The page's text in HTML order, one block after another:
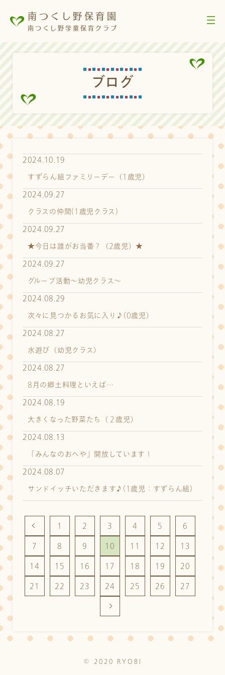
南つくし野保育園
南つくし野学童保育クラブ
ブロ グ
2024.10.19
すずらん組ファミリーデー（1歳児）
2024.09.27
クラスの仲間(1歳児クラス)
2024.09.27
★今日は誰がお当番？（2歳児）★
2024.09.27
グループ活動～幼児クラス～
2024.08.29
次々に見つかるお気に入り♪(0歳児）
2024.08.27
水遊び（幼児クラス）
2024.08.27
8月の郷土料理といえば…
2024.08.19
大きくなった野菜たち（２歳児）
2024.08.13
「みんなのおへや」開放しています！
2024.08.07
サンドイッチいただきます♪(1歳児：すずらん組)
1 2 3 4 5 6
7 8 9 10 11 12 13
14 15 16 17 18 19 20
21 22 23 24 25 26 27
© 2020 RYOBI